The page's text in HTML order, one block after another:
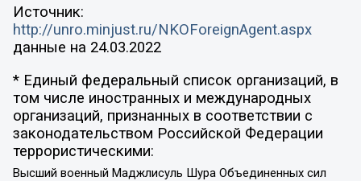
Источник:
http://unro.minjust.ru/NKOForeignAgent.aspx
данные на 24.03.2022
* Единый федеральный список организаций, в
том числе иностранных и международных
организаций, признанных в соответствии с
законодательством Российской Федерации
террористическими:
Высший военный Маджлисуль Шура Объединенных сил